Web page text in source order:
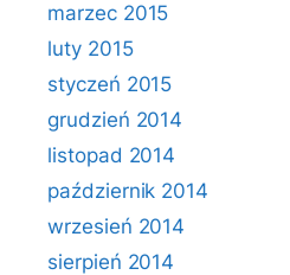
marzec 2015
luty 2015
styczeń 2015
grudzień 2014
listopad 2014
październik 2014
wrzesień 2014
sierpień 2014